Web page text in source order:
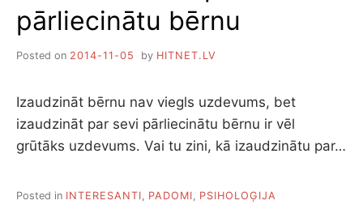
pārliecinātu bērnu
Posted on 2014-11-05 by HITNET.LV
Izaudzināt bērnu nav viegls uzdevums, bet
izaudzināt par sevi pārliecinātu bērnu ir vēl
grūtāks uzdevums. Vai tu zini, kā izaudzinātu par…
Posted in INTERESANTI, PADOMI, PSIHOLOĢIJA